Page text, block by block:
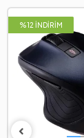
%12 İNDİRİM